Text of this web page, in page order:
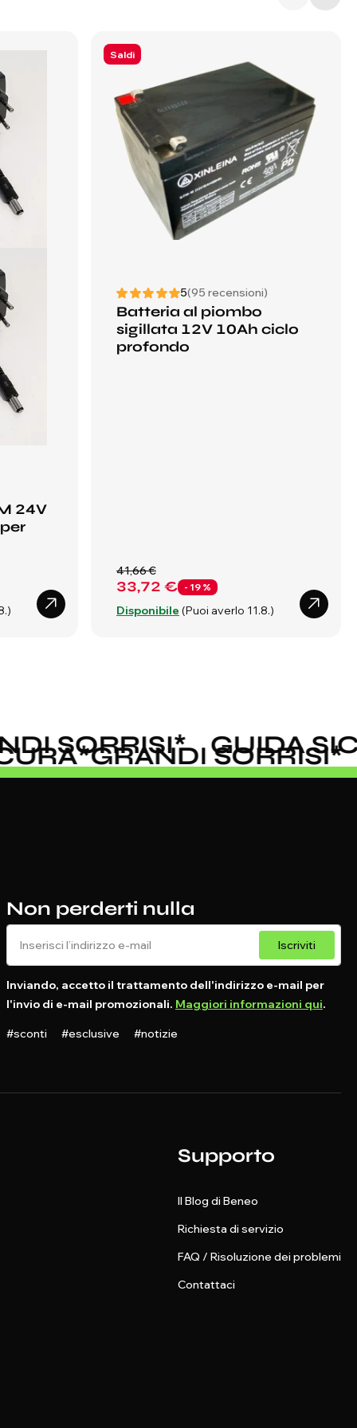
24V
Saldi
5(95 recensioni)
Batteria al piombo
sigillata 12V 10Ah ciclo
profondo
33,72 € - 19 %
41,66 €
Disponibile (Puoi averlo 11.8.)
SORRISI* GUIDA
*GRANDI SORRISI
Non perderti nulla
Iscriviti
Inviando, accetto il trattamento dell'indirizzo e-mail per
l'invio di e-mail promozionali. Maggiori informazioni qui.
#sconti #esclusive #notizie
Supporto
Il Blog di Beneo
Richiesta di servizio
FAQ / Risoluzione dei problemi
Contattaci